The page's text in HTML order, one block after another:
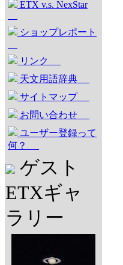
ETX v.s. NexStar
ショップレポート
リンク
天文用語辞典
サイトマップ
お問い合わせ
ユーザー登録って
何？
ゲスト
ETXギャ
ラリー